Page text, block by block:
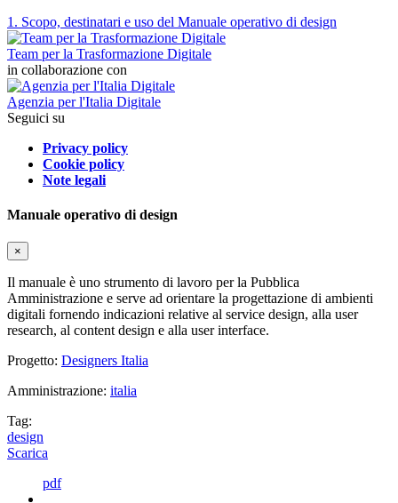
1. Scopo, destinatari e uso del Manuale operativo di design
Team per la Trasformazione Digitale
in collaborazione con
Agenzia per l'Italia Digitale
Seguici su
Privacy policy
Cookie policy
Note legali
Manuale operativo di design
×
Il manuale è uno strumento di lavoro per la Pubblica
Amministrazione e serve ad orientare la progettazione di ambienti
digitali fornendo indicazioni relative al service design, alla user
research, al content design e alla user interface.
Progetto: Designers Italia
Amministrazione: italia
Tag:
design
Scarica
pdf